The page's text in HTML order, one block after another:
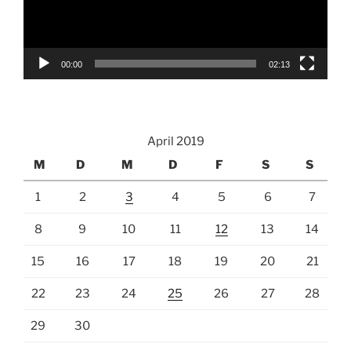
00:00 02:13
April 2019
M
D M D F S S
1 2 3 4 5 6 7
8 9 10 11 12 13 14
15 16 17 18 19 20 21
22 23 24 25 26 27 28
29 30